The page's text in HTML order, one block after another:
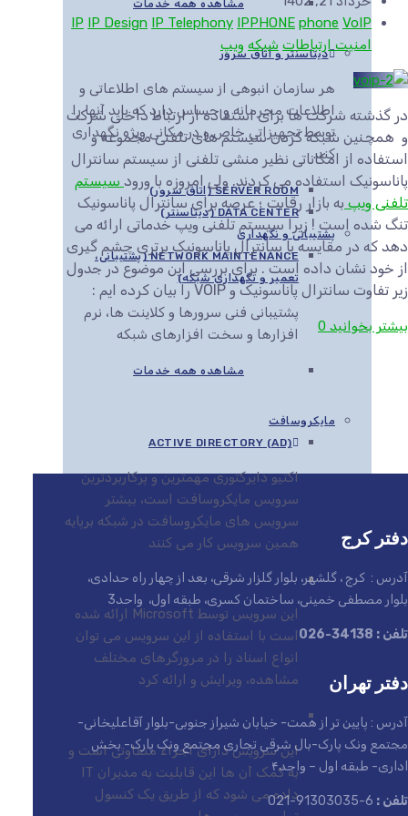
مشاهده همه خدمات
دیتاسنتر و اتاق سرور
هر سازمان انبوهی از سیستم های اطلاعاتی و
اطلاعات محرمانه و حساس دارد که باید آنها را
توسط تجهیزاتی خاص و در مکانی ویژه نگهداری
کند.
SERVER ROOM (اتاق سرور)
DATA CENTER (دیتاسنتر)
پشتیبانی و نگهداری
NETWORK MAINTENANCE (پشتیبانی،
تعمیر و نگهداری شبکه)
پشتیبانی فنی سرورها و کلاینت ها، نرم
افزارها و سخت افزارهای شبکه
مشاهده همه خدمات
مایکروسافت
ACTIVE DIRECTORY (AD)
اکتیو دایرکتوری مهمترین و پرکاربردترین
سرویس مایکروسافت است، بیشتر
سرویس های مایکروسافت در شبکه برپایه
همین سرویس کار می کنند
EXCHANGE SERVER
این سرویس توسط Microsoft ارائه شده
است با استفاده از این سرویس می توان
انواع اسناد را در مرورگرهای مختلف
مشاهده، ویرایش و ارائه کرد
SYSTEM CENTER
این سرویس دارای اجزاء متفاوتی است و
به کمک آن ها این قابلیت به مدیران IT
داده می شود که از طریق یک کنسول
IP IP Design IP Telephony IPPHONE phone VoIP
امنیت ارتباطات شبکه ویپ
در گذشته شرکت ها برای استفاده از ارتباط داخلی شرکت
و همچنین شبکه کردن سیستم های تلفنی مجموعه و
استفاده از امکاناتی نظیر منشی تلفنی از سیستم سانترال
پاناسونیک استفاده می کردند. ولی امروزه با ورود سیستم
تلفنی ویپ به بازار رقابت ؛ عرصه برای سانترال پاناسونیک
تنگ شده است ! زیرا سیستم تلفنی ویپ خدماتی ارائه می
دهد که در مقایسه با سانترال پاناسونیک برتری چشم گیری
از خود نشان داده است . برای بررسی این موضوع در جدول
زیر تفاوت سانترال پاناسونیک و VOIP را بیان کرده ایم :
بیشتر بخوانید 0
دفتر کرج
آدرس : کرج ، گلشهر، بلوار گلزار شرقی، بعد از چهار راه حدادی،
بلوار مصطفی خمینی، ساختمان کسری، طبقه اول، واحد3
تلفن : 34138-026
دفتر تهران
آدرس : پایین تر از همت- خیابان شیراز جنوبی-بلوار آقاعلیخانی-
مجتمع ونک پارک-بال شرقی تجاری مجتمع ونک پارک- بخش
اداری- طبقه اول – واحد۴
تلفن : 6-91303035-021